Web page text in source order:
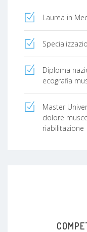
Mi occupo della
trattamento
approccio
moderne
clinica.
mirata, volta a
convive con
reumatiche.
Laurea in
Diploma
ecografia
Master
dolore
riabilitazione